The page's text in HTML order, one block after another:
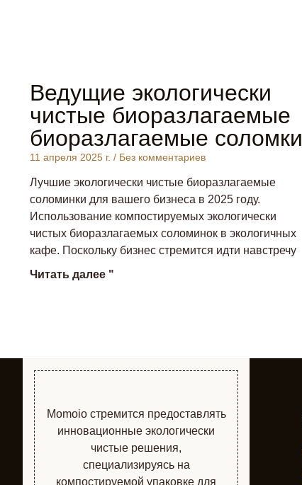
Ведущие экологически
чистые биоразлагаемые
биоразлагаемые соломки
11 апреля 2025 г. Без комментариев
Лучшие экологически чистые биоразлагаемые
соломинки для вашего бизнеса в 2025 году.
Использование компостируемых экологически
чистых биоразлагаемых соломинок в экологичных
кафе. Поскольку бизнес стремится идти навстречу
Читать далее "
Momoio стремится предоставлять
инновационные экологически
чистые решения,
специализируясь на
компостируемой упаковке для